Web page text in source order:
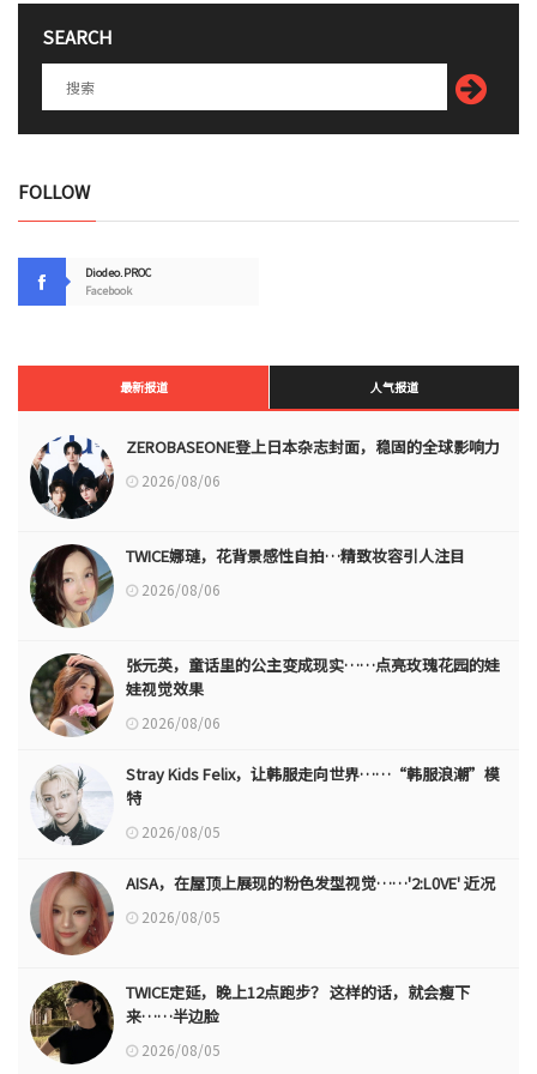
SEARCH
FOLLOW
Diodeo.PROC
Facebook
最新报道 人气报道
ZEROBASEONE登上日本杂志封面，稳固的全球影响力
2026/08/06
TWICE娜璉，花背景感性自拍…精致妆容引人注目
2026/08/06
张元英，童话里的公主变成现实……点亮玫瑰花园的娃
娃视觉效果
2026/08/06
Stray Kids Felix，让韩服走向世界……“韩服浪潮”模
特
2026/08/05
AISA，在屋顶上展现的粉色发型视觉……'2:L0VE' 近况
2026/08/05
TWICE定延，晚上12点跑步？ 这样的话，就会瘦下
来……半边脸
2026/08/05